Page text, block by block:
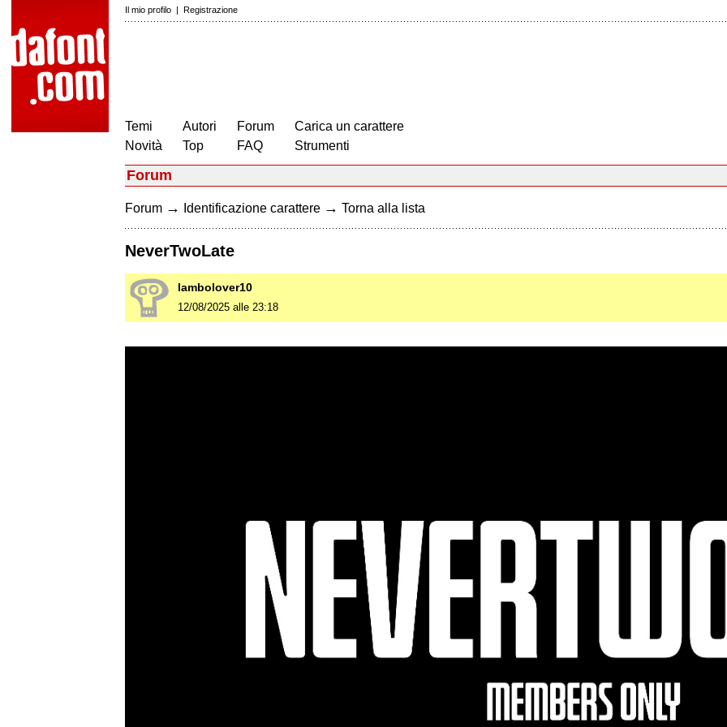
Il mio profilo | Registrazione
Temi
Novità
Autori
Top
Forum
FAQ
Carica un carattere
Strumenti
Forum
Forum → Identificazione carattere → Torna alla lista
NeverTwoLate
lambolover10
12/08/2025 alle 23:18